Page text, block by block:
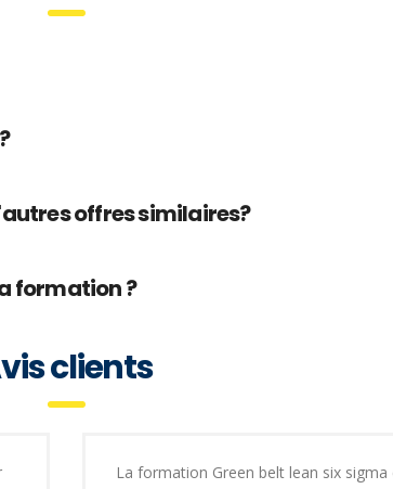
offres similaires?
formation ?
clients
La formation Green belt lean six